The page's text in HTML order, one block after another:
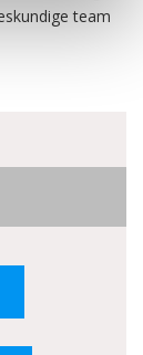
team